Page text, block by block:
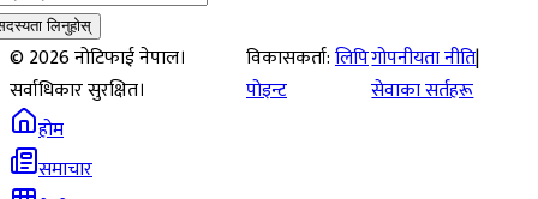
लिनुहोस्
©2026नोटिफाई नेपाल।
सर्वाधिकार सुरक्षित।
विकासकर्ता:लिपि
पोइन्ट
गोपनीयता नीति|
सेवाका सर्तहरू
होम
समाचार